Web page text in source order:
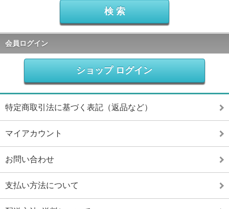
会員ログイン
ショップ ログイン
特定商取引法に基づく表記（返品など）
マイアカウント
お問い合わせ
支払い方法について